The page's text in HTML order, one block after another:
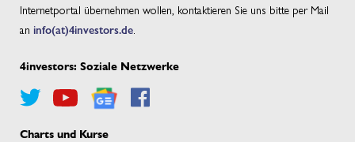
Internetportal übernehmen wollen, kontaktieren Sie uns bitte per Mail
an info(at)4investors.de
4investors: Soziale Netzwerke
Charts und Kurse